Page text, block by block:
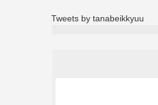
Tweets by tanabeikkyuu